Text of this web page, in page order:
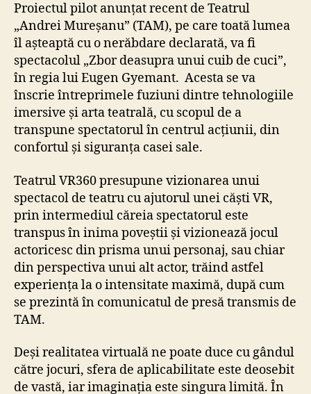
Proiectul pilot anunțat recent de Teatrul
„Andrei Mureșanu” (TAM), pe care toată lumea
îl așteaptă cu o nerăbdare declarată, va fi
spectacolul „Zbor deasupra unui cuib de cuci”,
în regia lui Eugen Gyemant. Acesta se va
înscrie întreprimele fuziuni dintre tehnologiile
imersive și arta teatrală, cu scopul de a
transpune spectatorul în centrul acțiunii, din
confortul și siguranța casei sale.
Teatrul VR360 presupune vizionarea unui
spectacol de teatru cu ajutorul unei căști VR,
prin intermediul căreia spectatorul este
transpus în inima poveștii și vizionează jocul
actoricesc din prisma unui personaj, sau chiar
din perspectiva unui alt actor, trăind astfel
experiența la o intensitate maximă, după cum
se prezintă în comunicatul de presă transmis de
TAM.
Deși realitatea virtuală ne poate duce cu gândul
către jocuri, sfera de aplicabilitate este deosebit
de vastă, iar imaginația este singura limită. În